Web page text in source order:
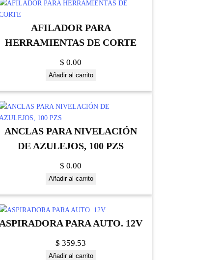
AFILADOR PARA
HERRAMIENTAS DE CORTE
$ 0.00
Añadir al carrito
ANCLAS PARA NIVELACIÓN
DE AZULEJOS, 100 PZS
$ 0.00
Añadir al carrito
PARA AUTO. 12V
$ 359.53
Añadir al carrito